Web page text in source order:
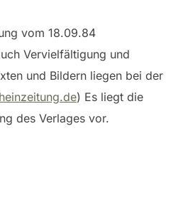
vom 18.09.84
Vervielfältigung und
und Bildern liegen bei der
) Es liegt die
des Verlages vor.